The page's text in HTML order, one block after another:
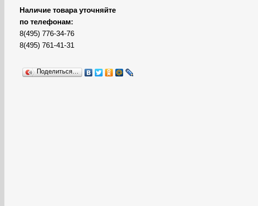
Наличие товара уточняйте
по телефонам:
8(495) 776-34-76
8(495) 761-41-31
Поделиться…